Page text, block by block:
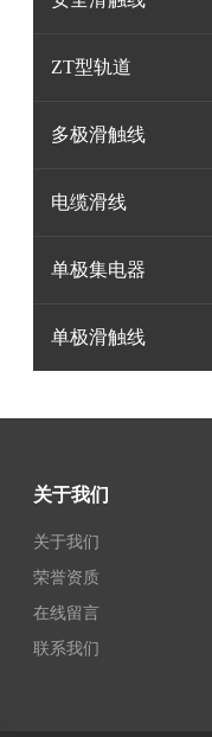
ZT型轨道
多极滑触线
电缆滑线
单极集电器
单极滑触线
关于我们
关于我们
荣誉资质
在线留言
联系我们